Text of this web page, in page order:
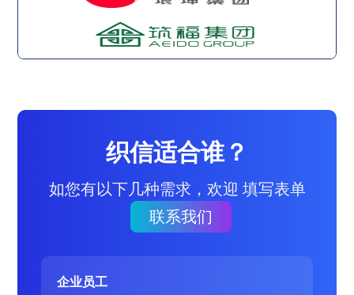
织信适合谁？
如您有以下几种需求，欢迎 填写表单
联系我们
企业员工